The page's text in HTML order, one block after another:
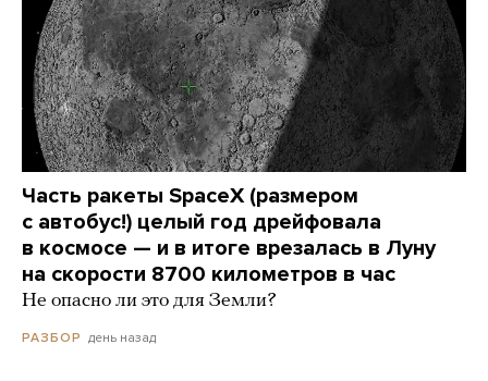
Часть ракеты SpaceX (размером
с автобус!) целый год дрейфовала
в космосе — и в итоге врезалась в Луну
на скорости 8700 километров в час
Не опасно ли это для Земли?
РАЗБОР день назад